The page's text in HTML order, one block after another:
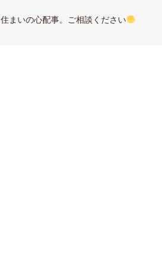
住まいの心配事。ご相談ください